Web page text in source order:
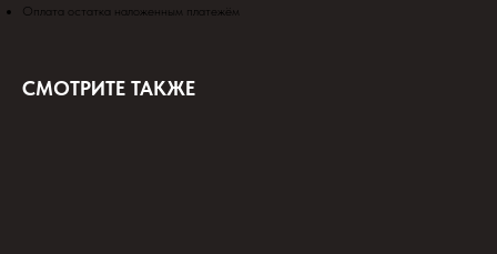
Оплата остатка наложенным платежём
СМОТРИТЕ ТАКЖЕ